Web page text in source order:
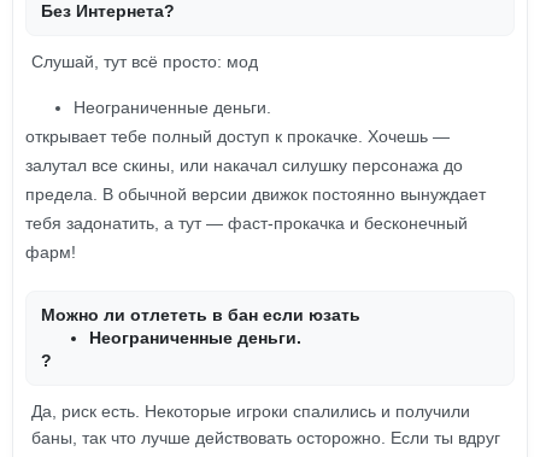
Без Интернета?
Слушай, тут всё просто: мод
Неограниченные деньги.
открывает тебе полный доступ к прокачке. Хочешь —
залутал все скины, или накачал силушку персонажа до
предела. В обычной версии движок постоянно вынуждает
тебя задонатить, а тут — фаст-прокачка и бесконечный
фарм!
Можно ли отлететь в бан если юзать
Неограниченные деньги.
?
Да, риск есть. Некоторые игроки спалились и получили
баны, так что лучше действовать осторожно. Если ты вдруг